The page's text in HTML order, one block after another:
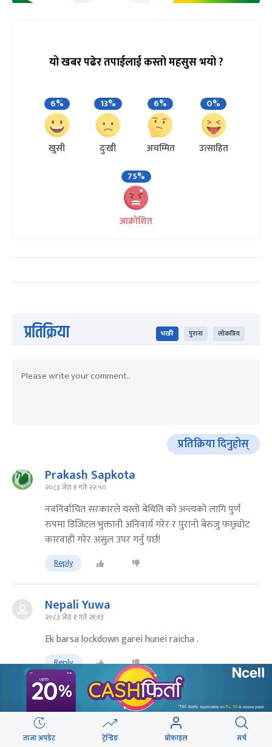
यो खबर पढेर तपाईलाई कस्तो महसुस भयो ?
6%
खुसी
13%
दुःखी
6%
अचम्मित
0%
उत्साहित
75%
आक्रोशित
प्रतिक्रिया भर्खरै पुराना लोकप्रिय
प्रतिक्रिया दिनुहोस्
Prakash Sapkota
२०८३ जेठ १ गते २२:५०
नवनिर्वाचित सरकारले यस्तो बेथिति को अन्त्यको लागि पुर्ण
रुपमा डिजिटल भुक्तानी अनिवार्य गरेर र पुरानो बेरुजु फछ्र्योट
कारवाही गरेर असुल उपर गर्नु पर्छ!
Reply
Nepali Yuwa
२०८३ जेठ १ गते २१:१३
Ek barsa lockdown garei hunei raicha .
Reply
HOT PROPERTIES
ताजा अपडेट ट्रेन्डिङ प्रोफाइल सर्च